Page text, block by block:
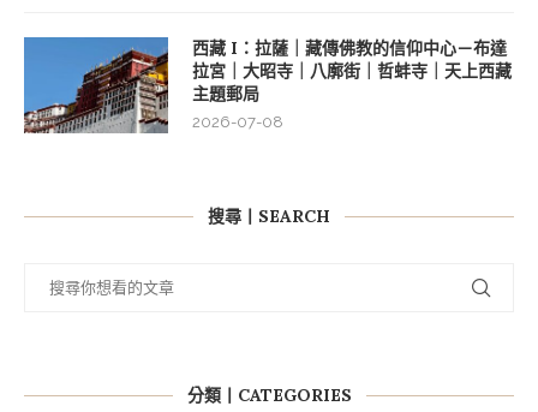
西藏 I：拉薩｜藏傳佛教的信仰中心－布達
拉宮｜大昭寺｜八廓街｜哲蚌寺｜天上西藏
主題郵局
2026-07-08
搜尋丨SEARCH
分類丨CATEGORIES